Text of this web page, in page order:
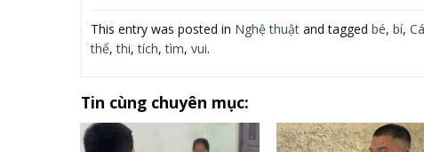
This entry was posted in Nghệ thuậtand tagged bé, bí,
thể,thi,tích,tìm, vui.
Tin cùng chuyên mục: